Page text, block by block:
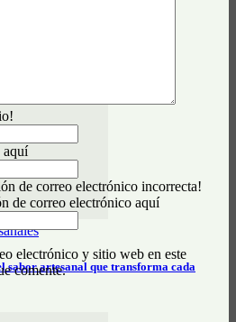
sabor artesanal que transforma cada
aquí
de correo electrónico incorrecta!
de correo electrónico aquí
electrónico y sitio web en este
comente.